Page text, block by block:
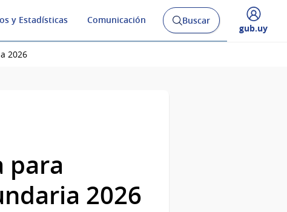
y Estadísticas Comunicación
Abrir
buscador
Buscar
Desplegar
gub.uy
2026
para
2026